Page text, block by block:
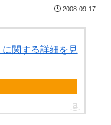
2008-09-17
関する詳細を見